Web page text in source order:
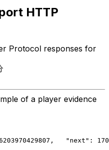
HTTP
Protocol responses for
of a player evidence
"next":